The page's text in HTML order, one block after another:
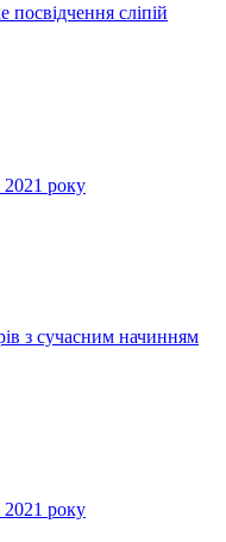
посвідчення сліпій
2021 року
з сучасним начинням
2021 року